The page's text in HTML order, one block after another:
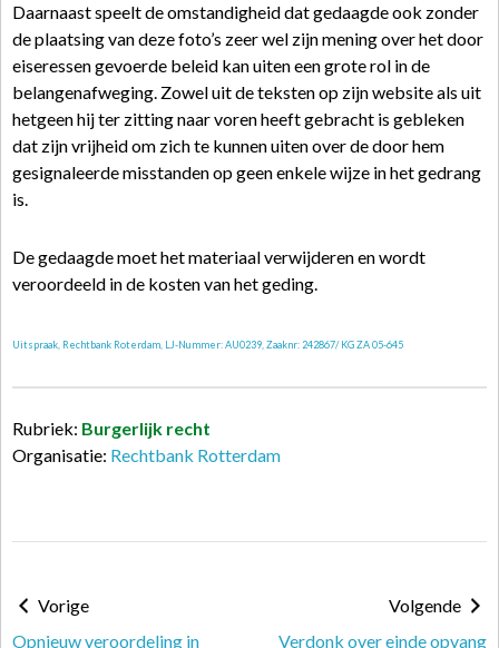
Daarnaast speelt de omstandigheid dat gedaagde ook zonder
de plaatsing van deze foto’s zeer wel zijn mening over het door
eiseressen gevoerde beleid kan uiten een grote rol in de
belangenafweging. Zowel uit de teksten op zijn website als uit
hetgeen hij ter zitting naar voren heeft gebracht is gebleken
dat zijn vrijheid om zich te kunnen uiten over de door hem
gesignaleerde misstanden op geen enkele wijze in het gedrang
is.
De gedaagde moet het materiaal verwijderen en wordt
veroordeeld in de kosten van het geding.
Uitspraak, Rechtbank Roterdam, LJ-Nummer: AU0239, Zaaknr: 242867/ KG ZA 05-645
Rubriek: Burgerlijk recht
Organisatie: Rechtbank Rotterdam
Vorige
Opnieuw veroordeling in
Volgende
Verdonk over einde opvang